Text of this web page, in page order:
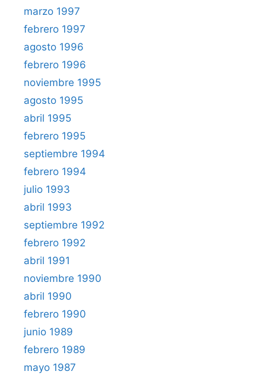
marzo 1997
febrero 1997
agosto 1996
febrero 1996
noviembre 1995
agosto 1995
abril 1995
febrero 1995
septiembre 1994
febrero 1994
julio 1993
abril 1993
septiembre 1992
febrero 1992
abril 1991
noviembre 1990
abril 1990
febrero 1990
junio 1989
febrero 1989
mayo 1987